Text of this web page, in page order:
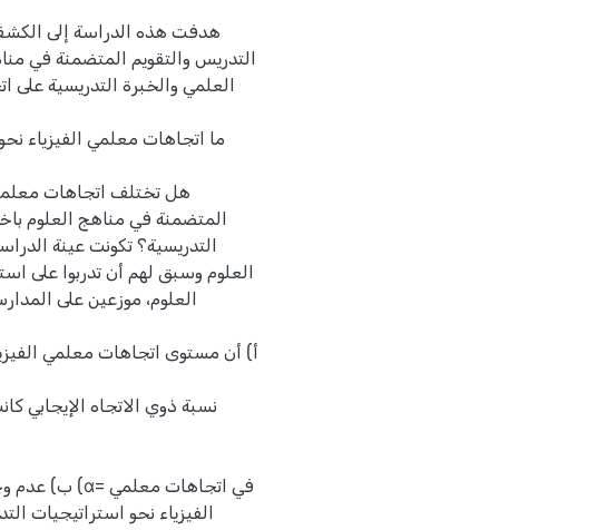
هدفت هذه الدراسة إلى
التدريس والتقويم المتضمنة في
العلمي والخبرة التدريسية على
المتضمنة في مناهج العلوم
العلوم وسبق لهم أن تدربوا على
العلوم، موزعين على
أ) أن مستوى اتجاهات معلمي
الفيزياء نحو استراتيجيات